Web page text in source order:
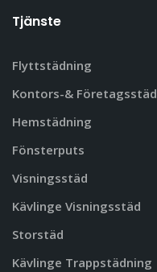
Tjänste
Flyttstädning
Kontors-& Företagsstäd
Hemstädning
Fönsterputs
Visningsstäd
Kävlinge Visningsstäd
Storstäd
Kävlinge Trappstädning